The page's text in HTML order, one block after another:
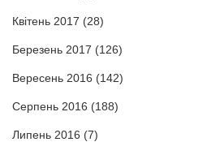
Квітень 2017 (28)
Березень 2017 (126)
Вересень 2016 (142)
Серпень 2016 (188)
Липень 2016 (7)